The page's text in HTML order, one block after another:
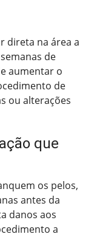
direta na área a
de
aumentar o
de
ou alterações
que
os pelos,
antes da
danos aos
a